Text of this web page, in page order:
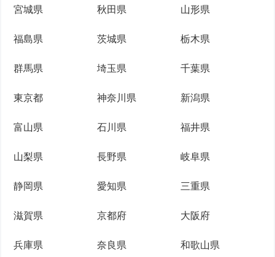
宮城県 秋田県 山形県
福島県 茨城県 栃木県
群馬県 埼玉県 千葉県
東京都 神奈川県 新潟県
富山県 石川県 福井県
山梨県 長野県 岐阜県
静岡県 愛知県 三重県
滋賀県 京都府 大阪府
兵庫県 奈良県 和歌山県